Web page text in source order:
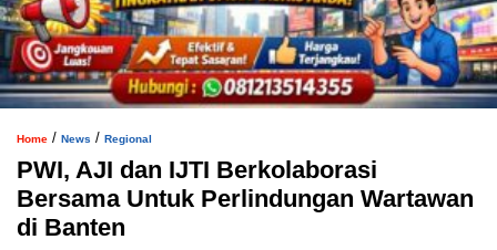
Home / News / Regional
PWI, AJI dan IJTI Berkolaborasi
Bersama Untuk Perlindungan Wartawan
di Banten